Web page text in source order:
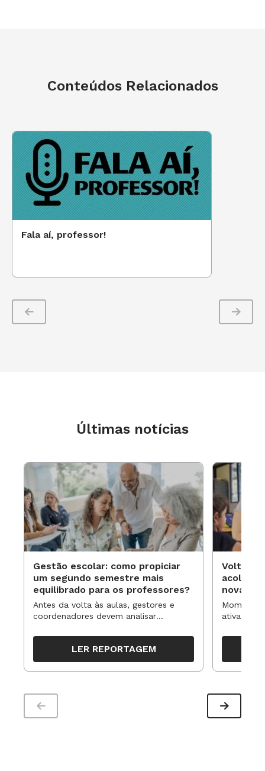
Conteúdos Relacionados
Fala aí, professor!
Últimas notícias
Gestão escolar: como propiciar
um segundo semestre mais
equilibrado para os professores?
Antes da volta às aulas, gestores e
coordenadores devem analisar
organizar ações para orientar o
trabalho pedagógico ao longo do
período
LER REPORTAGEM
Volta às
novas
ativa
propostas